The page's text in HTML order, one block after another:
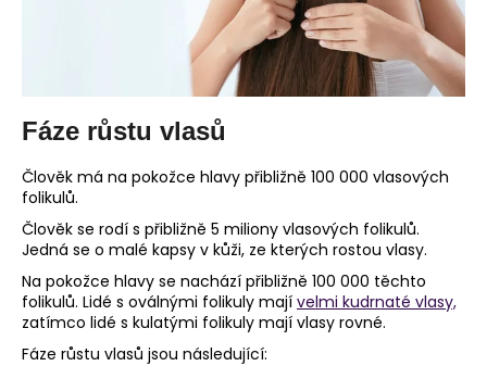
Fáze růstu vlasů
Člověk má na pokožce hlavy přibližně 100 000 vlasových
folikulů.
Člověk se rodí s přibližně 5 miliony vlasových folikulů.
Jedná se o malé kapsy v kůži, ze kterých rostou vlasy.
Na pokožce hlavy se nachází přibližně 100 000 těchto
folikulů. Lidé s oválnými folikuly mají velmi kudrnaté vlasy,
zatímco lidé s kulatými folikuly mají vlasy rovné.
Fáze růstu vlasů jsou následující: